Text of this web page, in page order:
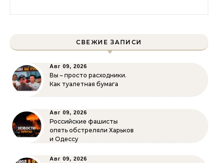
СВЕЖИЕ ЗАПИСИ
Авг 09, 2026
Вы – просто расходники.
Как туалетная бумага
Авг 09, 2026
Российские фашисты
опять обстреляли Харьков
и Одессу
Авг 09, 2026